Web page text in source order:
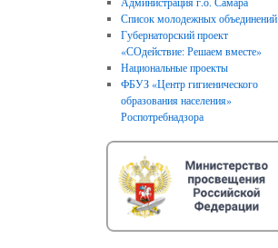
Список молодежных объединений
Губернаторский проект
«СОдействие: Решаем вместе»
Национальные проекты
ФБУЗ «Центр гигиенического
образования населения»
Роспотребнадзора